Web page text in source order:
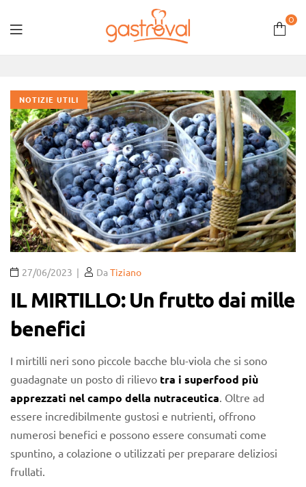
0
NOTIZIE UTILI
27/06/2023 DaTiziano
IL MIRTILLO: Un frutto dai mille
benefici
I mirtilli neri sono piccole bacche blu-viola che si sono
guadagnate un posto di rilievo tra i superfood più
apprezzati nel campo della nutraceutica . Oltre ad
essere incredibilmente gustosi e nutrienti, offrono
numerosi benefici e possono essere consumati come
spuntino, a colazione o utilizzati per preparare deliziosi
frullati.